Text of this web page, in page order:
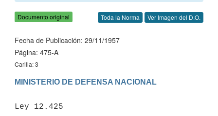
Documento original Toda la Norma Ver Imagen del D.O.
Fecha de Publicación: 29/11/1957
Página: 475-A
Carilla: 3
MINISTERIO DE DEFENSA NACIONAL
Ley 12.425